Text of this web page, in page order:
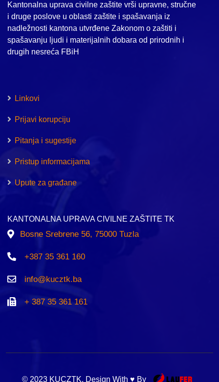
Kantonalna uprava civilne zaštite vrši upravne, stručne
i druge poslove u oblasti zaštite i spašavanja iz
nadležnosti kantona utvrđene Zakonom o zaštiti i
spašavanju ljudi i materijalnih dobara od prirodnih i
drugih nesreća FBiH
Linkovi
Prijavi korupciju
Pitanja i sugestije
Pristup informacijama
Upute za građane
KANTONALNA UPRAVA CIVILNE ZAŠTITE TK
Bosne Srebrene 56, 75000 Tuzla
+387 35 361 160
info@kucztk.ba
+ 387 35 361 161
© 2023 KUCZTK. Design With ♥ By